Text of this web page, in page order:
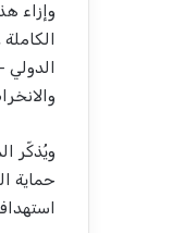
وإزاء
الدولي
حماية